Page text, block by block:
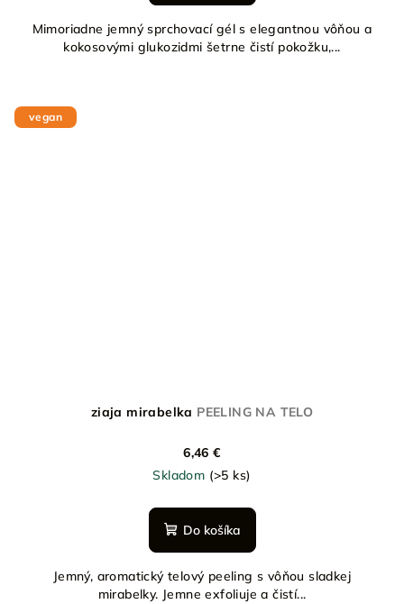
Mimoriadne jemný sprchovací gél s elegantnou vôňou a
kokosovými glukozidmi šetrne čistí pokožku,...
vegan
ziaja mirabelka PEELING NA TELO
6,46 €
Skladom (>5 ks)
Do košíka
Jemný, aromatický telový peeling s vôňou sladkej
mirabelky. Jemne exfoliuje a čistí...